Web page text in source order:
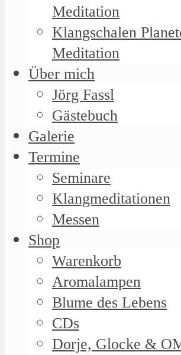
Meditation
Klangschalen
Meditation
Über mich
Jörg Fassl
Gästebuch
Galerie
Termine
Seminare
Klangmeditationen
Messen
Shop
Warenkorb
Aromalampen
Blume des Lebens
CDs
Dorje, Glocke &